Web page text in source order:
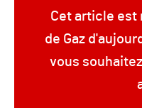
Cet article est
de Gaz
vous